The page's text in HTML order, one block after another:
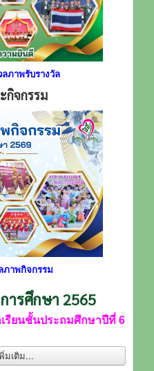
ภาพรับรางวัล
กิจกรรม
ภาพกิจกรรม
ารศึกษา 2565
รียนชั้นประถมศึกษาปีที่ 6
มเติม...